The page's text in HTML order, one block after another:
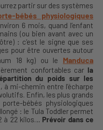
partir sur des systèmes
bébés physiologiques
6 mois, quand l’enfant
(ou bien avant avec un
: c’est le signe que ses
pour être ouvertes autour
18 kg) ou le Manduca
confortables car la
du poids sur les
à mi-chemin entre l’écharpe
Enfin, les plus grands
bébés physiologiques
: le Tula Toddler permet
à 22 kilos… Prévoir dans ce